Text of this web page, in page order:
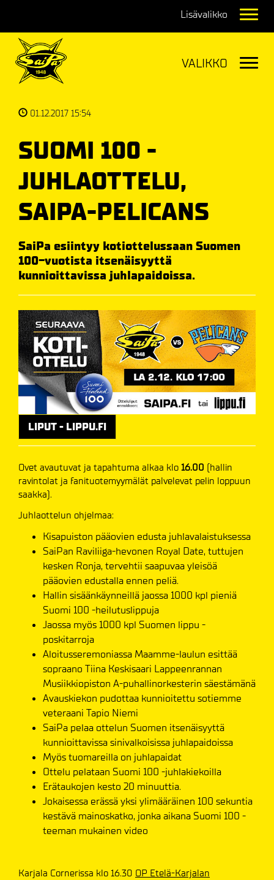
01.12.2017 15:54
SUOMI 100 -
JUHLAOTTELU,
SAIPA-PELICANS
SaiPa esiintyy kotiottelussaan Suomen
100-vuotista itsenäisyyttä
kunnioittavissa juhlapaidoissa.
LIPUT - LIPPU.FI
Ovet avautuvat ja tapahtuma alkaa klo 16.00 (hallin
ravintolat ja fanituotemyymälät palvelevat pelin loppuun
saakka).
Juhlaottelun ohjelmaa:
Kisapuiston pääovien edusta juhlavalaistuksessa
SaiPan Raviliiga-hevonen Royal Date, tuttujen
kesken Ronja, tervehtii saapuvaa yleisöä
pääovien edustalla ennen peliä.
Hallin sisäänkäynneillä jaossa 1000 kpl pieniä
Suomi 100 -heilutuslippuja
Jaossa myös 1000 kpl Suomen lippu -
poskitarroja
Aloitusseremoniassa Maamme-laulun esittää
sopraano Tiina Keskisaari Lappeenrannan
Musiikkiopiston A-puhallinorkesterin säestämänä
Avauskiekon pudottaa kunnioitettu sotiemme
veteraani Tapio Niemi
SaiPa pelaa ottelun Suomen itsenäisyyttä
kunnioittavissa sinivalkoisissa juhlapaidoissa
Myös tuomareilla on juhlapaidat
Ottelu pelataan Suomi 100 -juhlakiekoilla
Erätaukojen kesto 20 minuuttia.
Jokaisessa erässä yksi ylimääräinen 100 sekuntia
kestävä mainoskatko, jonka aikana Suomi 100 -
teeman mukainen video
Karjala Cornerissa klo 16.30 OP Etelä-Karjalan